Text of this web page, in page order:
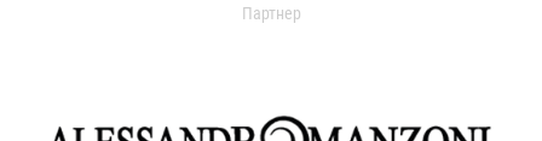
Партнер